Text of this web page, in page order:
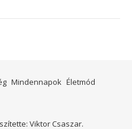
Mindennapok Életmód
Viktor Csaszar.